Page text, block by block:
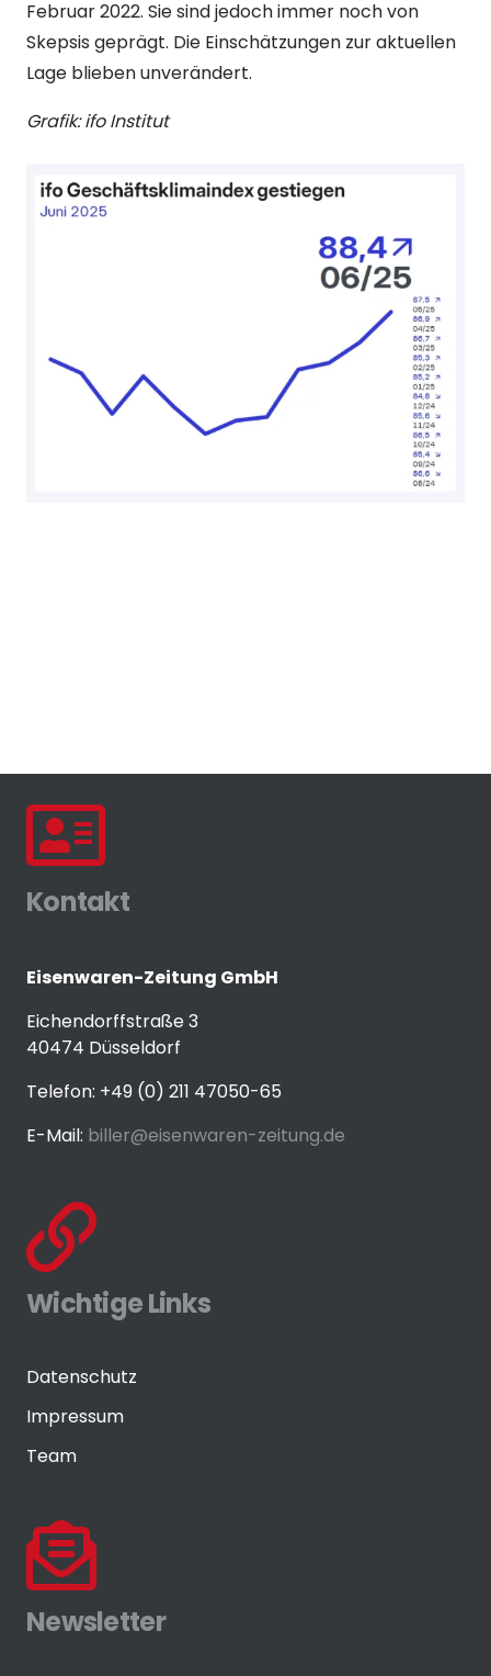
Februar 2022. Sie sind jedoch immer noch von
Skepsis geprägt. Die Einschätzungen zur aktuellen
Lage blieben unverändert.
Grafik: ifo Institut
Kontakt
Eisenwaren-Zeitung GmbH
Eichendorffstraße 3
40474 Düsseldorf
Telefon: +49 (0) 211 47050-65
E-Mail: biller@eisenwaren-zeitung.de
Wichtige Links
Datenschutz
Impressum
Team
Newsletter